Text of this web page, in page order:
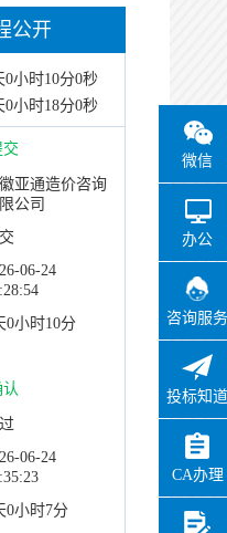
微信
办公
咨询服务
投标知道
CA办理
公开
0小时10分0秒
0小时18分0秒
亚通造价咨询
公司
06-24
0小时10分
06-24
0小时7分